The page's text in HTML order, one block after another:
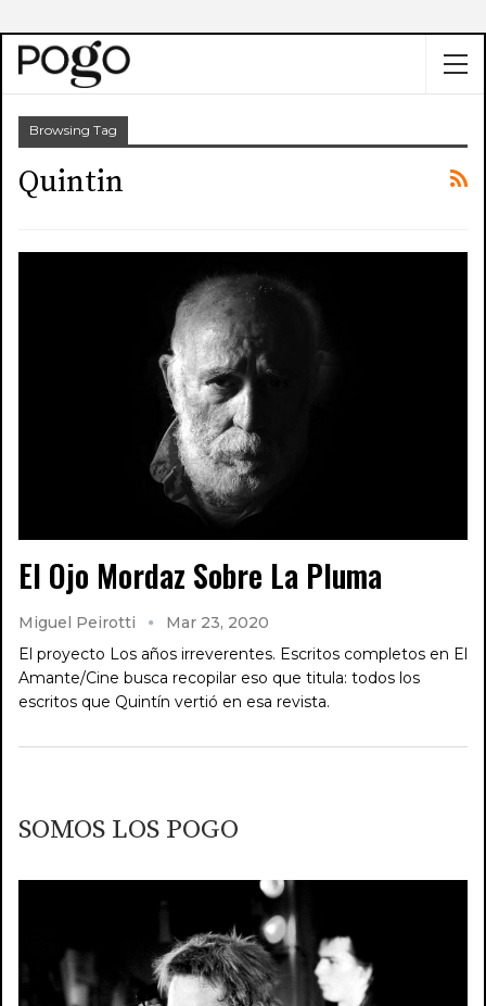
Browsing Tag
Quintin
El Ojo Mordaz Sobre La Pluma
Miguel Peirotti
Mar 23, 2020
El proyecto Los años irreverentes. Escritos completos en El
Amante/Cine busca recopilar eso que titula: todos los
escritos que Quintín vertió en esa revista.
SOMOS LOS POGO